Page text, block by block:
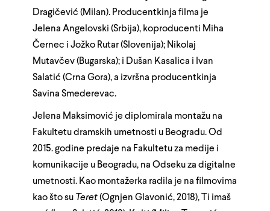
Dragičević (Milan). Producentkinja filma je
Jelena Angelovski (Srbija), koproducenti Miha
Černec i Jožko Rutar (Slovenija); Nikolaj
Mutavčev (Bugarska); i Dušan Kasalica i Ivan
Salatić (Crna Gora), a izvršna producentkinja
Savina Smederevac.
Jelena Maksimović je diplomirala montažu na
Fakultetu dramskih umetnosti u Beogradu. Od
2015. godine predaje na Fakultetu za medije i
komunikacije u Beogradu, na Odseku za digitalne
umetnosti. Kao montažerka radila je na filmovima
kao što su Teret(Ognjen Glavonić, 2018), Ti imaš